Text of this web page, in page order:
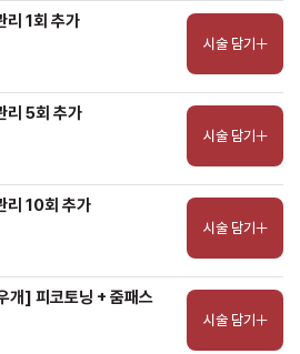
1회 추가
시술 담기
5회 추가
시술 담기
10회 추가
시술 담기
] 피코토닝 + 줌패스
시술 담기